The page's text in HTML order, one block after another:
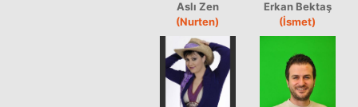
Aslı Zen
(Nurten)
Erkan Bektaş
(İsmet)